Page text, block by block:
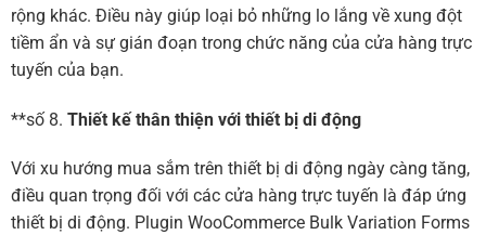
rộng khác. Điều này giúp loại bỏ những lo lắng về xung đột
tiềm ẩn và sự gián đoạn trong chức năng của cửa hàng trực
tuyến của bạn.
**số 8. Thiết kế thân thiện với thiết bị di động
Với xu hướng mua sắm trên thiết bị di động ngày càng tăng,
điều quan trọng đối với các cửa hàng trực tuyến là đáp ứng
thiết bị di động. Plugin WooCommerce Bulk Variation Forms